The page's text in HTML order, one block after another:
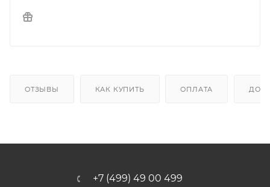
ОТЗЫВЫ КАК КУПИТЬ ОПЛАТА
+7 (499) 49 00 499